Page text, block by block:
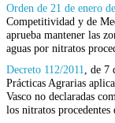
Orden de 21 de enero
Competitividad y de
aprueba mantener las
aguas por nitratos
Decreto 112/2011
, de
Prácticas Agrarias
Vasco no declaradas
los nitratos proce­dentes